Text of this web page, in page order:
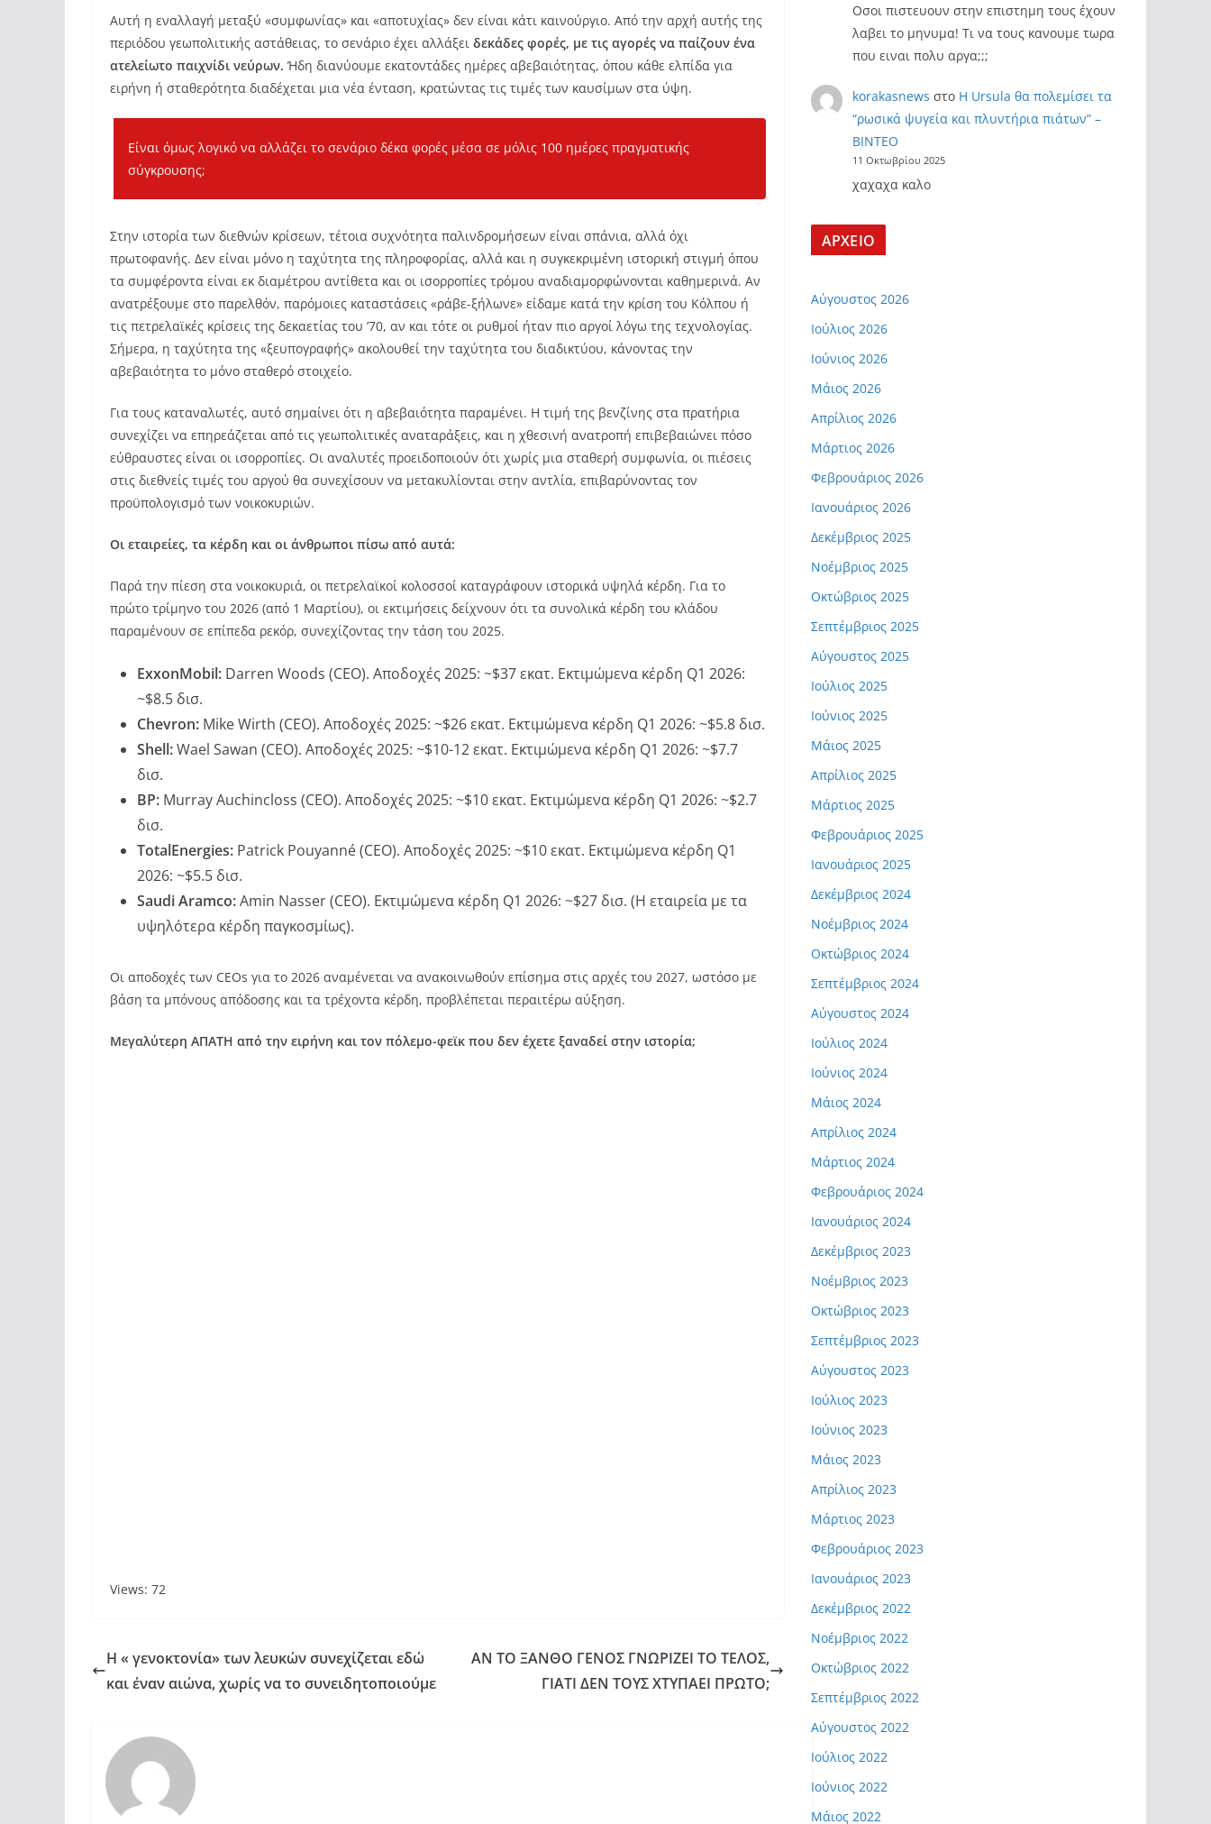
Αυτή η εναλλαγή μεταξύ «συμφωνίας» και «αποτυχίας» δεν είναι κάτι καινούργιο. Από την αρχή αυτής της
περιόδου γεωπολιτικής αστάθειας, το σενάριο έχει αλλάξει δεκάδες φορές, με τις αγορές να παίζουν ένα
ατελείωτο παιχνίδι νεύρων. Ήδη διανύουμε εκατοντάδες ημέρες αβεβαιότητας, όπου κάθε ελπίδα για
ειρήνη ή σταθερότητα διαδέχεται μια νέα ένταση, κρατώντας τις τιμές των καυσίμων στα ύψη.
Είναι όμως λογικό να αλλάζει το σενάριο δέκα φορές μέσα σε μόλις 100 ημέρες πραγματικής
σύγκρουσης;
Στην ιστορία των διεθνών κρίσεων, τέτοια συχνότητα παλινδρομήσεων είναι σπάνια, αλλά όχι
πρωτοφανής. Δεν είναι μόνο η ταχύτητα της πληροφορίας, αλλά και η συγκεκριμένη ιστορική στιγμή όπου
τα συμφέροντα είναι εκ διαμέτρου αντίθετα και οι ισορροπίες τρόμου αναδιαμορφώνονται καθημερινά. Αν
ανατρέξουμε στο παρελθόν, παρόμοιες καταστάσεις «ράβε-ξήλωνε» είδαμε κατά την κρίση του Κόλπου ή
τις πετρελαϊκές κρίσεις της δεκαετίας του ’70, αν και τότε οι ρυθμοί ήταν πιο αργοί λόγω της τεχνολογίας.
Σήμερα, η ταχύτητα της «ξευπογραφής» ακολουθεί την ταχύτητα του διαδικτύου, κάνοντας την
αβεβαιότητα το μόνο σταθερό στοιχείο.
Για τους καταναλωτές, αυτό σημαίνει ότι η αβεβαιότητα παραμένει. Η τιμή της βενζίνης στα πρατήρια
συνεχίζει να επηρεάζεται από τις γεωπολιτικές αναταράξεις, και η χθεσινή ανατροπή επιβεβαιώνει πόσο
εύθραυστες είναι οι ισορροπίες. Οι αναλυτές προειδοποιούν ότι χωρίς μια σταθερή συμφωνία, οι πιέσεις
στις διεθνείς τιμές του αργού θα συνεχίσουν να μετακυλίονται στην αντλία, επιβαρύνοντας τον
προϋπολογισμό των νοικοκυριών.
Οι εταιρείες, τα κέρδη και οι άνθρωποι πίσω από αυτά:
Παρά την πίεση στα νοικοκυριά, οι πετρελαϊκοί κολοσσοί καταγράφουν ιστορικά υψηλά κέρδη. Για το
πρώτο τρίμηνο του 2026 (από 1 Μαρτίου), οι εκτιμήσεις δείχνουν ότι τα συνολικά κέρδη του κλάδου
παραμένουν σε επίπεδα ρεκόρ, συνεχίζοντας την τάση του 2025.
ExxonMobil: Darren Woods (CEO). Αποδοχές 2025: ~$37 εκατ. Εκτιμώμενα κέρδη Q1 2026:
~$8.5 δισ.
Chevron: Mike Wirth (CEO). Αποδοχές 2025: ~$26 εκατ. Εκτιμώμενα κέρδη Q1 2026: ~$5.8 δισ.
Shell:Wael Sawan (CEO). Αποδοχές 2025: ~$10-12 εκατ. Εκτιμώμενα κέρδη Q1 2026: ~$7.7
δισ.
BP: Murray Auchincloss (CEO). Αποδοχές 2025: ~$10 εκατ. Εκτιμώμενα κέρδη Q1 2026: ~$2.7
δισ.
TotalEnergies: Patrick Pouyanné (CEO). Αποδοχές 2025: ~$10 εκατ. Εκτιμώμενα κέρδη Q1
2026: ~$5.5 δισ.
Saudi Aramco:Amin Nasser (CEO). Εκτιμώμενα κέρδη Q1 2026: ~$27 δισ. (Η εταιρεία με τα
υψηλότερα κέρδη παγκοσμίως).
Οι αποδοχές των CEOs για το 2026 αναμένεται να ανακοινωθούν επίσημα στις αρχές του 2027, ωστόσο με
βάση τα μπόνους απόδοσης και τα τρέχοντα κέρδη, προβλέπεται περαιτέρω αύξηση.
Μεγαλύτερη ΑΠΑΤΗ από την ειρήνη και τον πόλεμο-φεϊκ που δεν έχετε ξαναδεί στην ιστορία;
Views: 72
Η « γενοκτονία» των λευκών συνεχίζεται εδώ
και έναν αιώνα, χωρίς να το συνειδητοποιούμε
ΑΝ ΤΟ ΞΑΝΘΟ ΓΕΝΟΣ ΓΝΩΡΙΖΕΙ ΤΟ ΤΕΛΟΣ,
ΓΙΑΤΙ ΔΕΝ ΤΟΥΣ ΧΤΥΠΑΕΙ ΠΡΩΤΟ;
Οσοι πιστευουν στην επιστημη τους έχουν
λαβει το μηνυμα! Τι να τους κανουμε τωρα
που ειναι πολυ αργα;;;
korakasnews στο Η Ursula θα πολεμίσει τα
“ρωσικά ψυγεία και πλυντήρια πιάτων” –
ΒΙΝΤΕΟ
11 Οκτωβρίου 2025
χαχαχα καλο
ΑΡΧΕΙΟ
Αύγουστος 2026
Ιούλιος 2026
Ιούνιος 2026
Μάιος 2026
Απρίλιος 2026
Μάρτιος 2026
Φεβρουάριος 2026
Ιανουάριος 2026
Δεκέμβριος 2025
Νοέμβριος 2025
Οκτώβριος 2025
Σεπτέμβριος 2025
Αύγουστος 2025
Ιούλιος 2025
Ιούνιος 2025
Μάιος 2025
Απρίλιος 2025
Μάρτιος 2025
Φεβρουάριος 2025
Ιανουάριος 2025
Δεκέμβριος 2024
Νοέμβριος 2024
Οκτώβριος 2024
Σεπτέμβριος 2024
Αύγουστος 2024
Ιούλιος 2024
Ιούνιος 2024
Μάιος 2024
Απρίλιος 2024
Μάρτιος 2024
Φεβρουάριος 2024
Ιανουάριος 2024
Δεκέμβριος 2023
Νοέμβριος 2023
Οκτώβριος 2023
Σεπτέμβριος 2023
Αύγουστος 2023
Ιούλιος 2023
Ιούνιος 2023
Μάιος 2023
Απρίλιος 2023
Μάρτιος 2023
Φεβρουάριος 2023
Ιανουάριος 2023
Δεκέμβριος 2022
Νοέμβριος 2022
Οκτώβριος 2022
Σεπτέμβριος 2022
Αύγουστος 2022
Ιούλιος 2022
Ιούνιος 2022
Μάιος 2022